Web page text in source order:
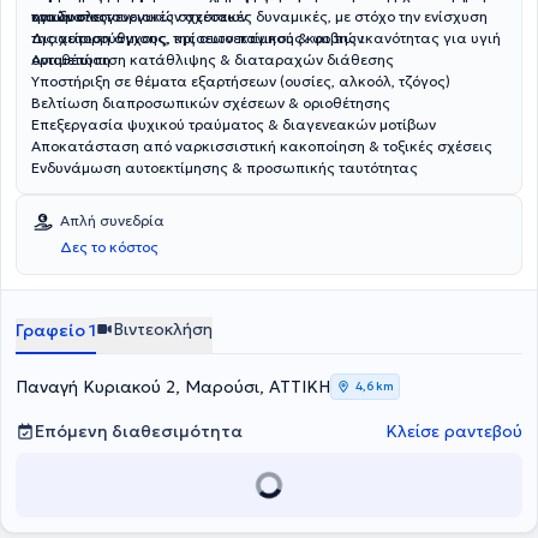
τραύματος.
και δυσλειτουργικές σχεσιακές δυναμικές, με στόχο την ενίσχυση
της αυτορρύθμισης, της αυτοεκτίμησης και της ικανότητας για υγιή
οριοθέτηση.
υγιών οικογενειακών σχέσεων
Διαχείριση άγχους, κρίσεων πανικού & φοβιών
Αντιμετώπιση κατάθλιψης & διαταραχών διάθεσης
Υποστήριξη σε θέματα εξαρτήσεων (ουσίες, αλκοόλ, τζόγος)
Βελτίωση διαπροσωπικών σχέσεων & οριοθέτησης
Επεξεργασία ψυχικού τραύματος & διαγενεακών μοτίβων
Αποκατάσταση από ναρκισσιστική κακοποίηση & τοξικές σχέσεις
Ενδυνάμωση αυτοεκτίμησης & προσωπικής ταυτότητας
Απλή συνεδρία
Δες το κόστος
Γραφείο 1 Βιντεοκλήση
Παναγή Κυριακού 2, Μαρούσι, ΑΤΤΙΚΗ 4,6 km
Επόμενη διαθεσιμότητα Κλείσε ραντεβού